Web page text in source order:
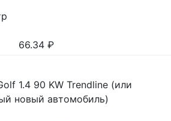
66.34 ₽
1.4 90 KW Trendline (или
новый автомобиль)